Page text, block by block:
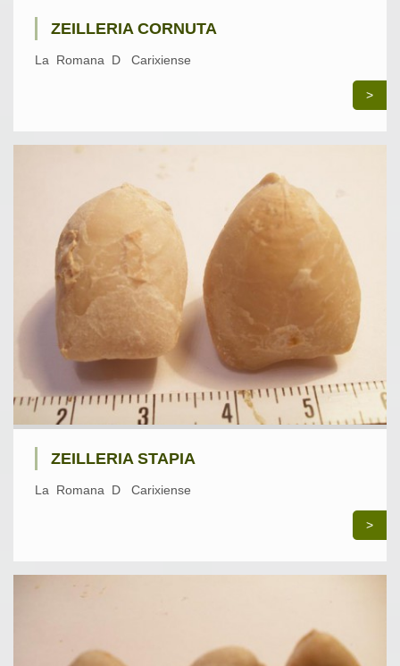
ZEILLERIA CORNUTA
La Romana D Carixiense
>
ZEILLERIA STAPIA
La Romana D Carixiense
>